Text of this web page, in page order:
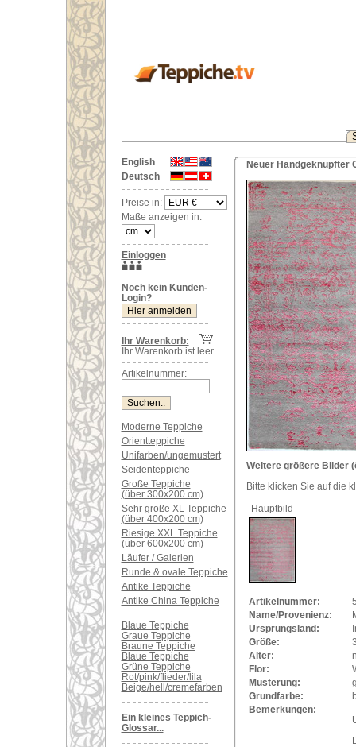
English
Deutsch
Preise in:
Maße anzeigen in:
Einloggen
Noch kein Kunden-
Login?
Ihr Warenkorb:
Ihr Warenkorb ist leer.
Artikelnummer:
Moderne Teppiche
Orientteppiche
Unifarben/ungemustert
Seidenteppiche
Große Teppiche
(über 300x200 cm)
Sehr große XL Teppiche
(über 400x200 cm)
Riesige XXL Teppiche
(über 600x200 cm)
Läufer / Galerien
Runde & ovale Teppiche
Antike Teppiche
Antike China Teppiche
Blaue Teppiche
Graue Teppiche
Braune Teppiche
Blaue Teppiche
Grüne Teppiche
Rot/pink/flieder/lila
Beige/hell/cremefarben
Ein kleines Teppich-
Glossar...
Neuer Handgeknüpfter
Weitere größere Bilder
Bitte klicken Sie auf die
Hauptbild
Artikelnummer:
Name/Provenienz:
Ursprungsland:
Größe:
Alter:
Flor:
Musterung:
Grundfarbe:
Bemerkungen: